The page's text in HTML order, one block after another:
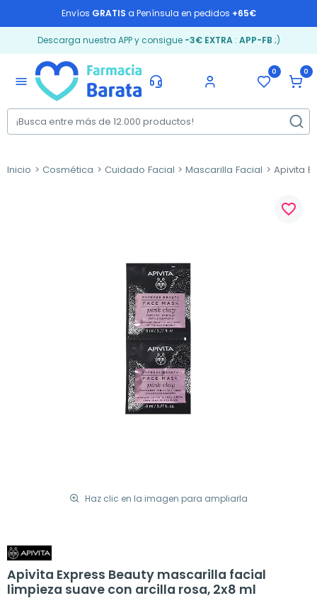
Envíos GRATIS a Península en pedidos +65€
Descarga nuestra APP y consigue -3€ EXTRA: APP-FB ;)
menu
0 0
Inicio Cosmética Cuidado Facial Mascarilla Facial Apivita
Haz clic en la imagen para ampliarla
favorite_border
Apivita Express Beauty mascarilla facial
limpieza suave con arcilla rosa, 2x8 ml